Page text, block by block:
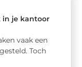
in je kantoor
vaak een
Toch